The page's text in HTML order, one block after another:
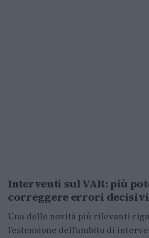
Interventi sul VAR: più
correggere errori decisivi
Una delle novità più rilevanti
l’estensione dell’ambito di